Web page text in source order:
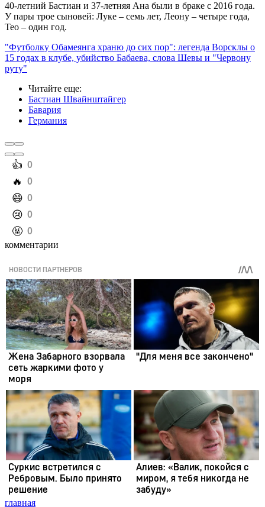
40-летний Бастиан и 37-летняя Ана были в браке с 2016 года.
У пары трое сыновей: Луке – семь лет, Леону – четыре года,
Тео – один год.
"Футболку Обамеянга храню до сих пор": легенда Ворсклы о
15 годах в клубе, убийство Бабаева, слова Шевы и "Червону
руту"
Читайте еще:
Бастиан Швайнштайгер
Бавария
Германия
️👍 0
️🔥 0
️😄 0
️😢 0
️🤬 0
комментарии
главная